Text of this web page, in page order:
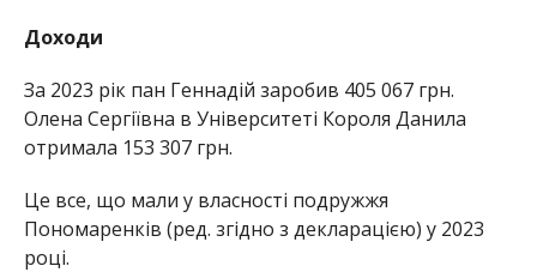
Доходи
За 2023 рік пан Геннадій заробив 405 067 грн.
Олена Сергіївна в Університеті Короля Данила
отримала 153 307 грн.
Це все, що мали у власності подружжя
Пономаренків (ред. згідно з декларацією) у 2023
році.